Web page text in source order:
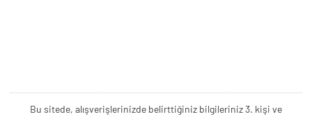
Bu sitede, alışverişlerinizde belirttiğiniz bilgileriniz 3. kişi ve